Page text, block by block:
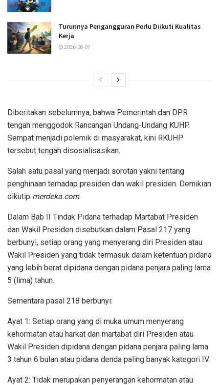
Turunnya Pengangguran Perlu Diikuti Kualitas
Kerja
2026-08-07
Diberitakan sebelumnya, bahwa Pemerintah dan DPR
tengah menggodok Rancangan Undang-Undang KUHP.
Sempat menjadi polemik di masyarakat, kini RKUHP
tersebut tengah disosialisasikan.
Salah satu pasal yang menjadi sorotan yakni tentang
penghinaan terhadap presiden dan wakil presiden. Demikian
dikutip merdeka.com.
Dalam Bab II Tindak Pidana terhadap Martabat Presiden
dan Wakil Presiden disebutkan dalam Pasal 217 yang
berbunyi, setiap orang yang menyerang diri Presiden atau
Wakil Presiden yang tidak termasuk dalam ketentuan pidana
yang lebih berat dipidana dengan pidana penjara paling lama
5 (lima) tahun.
Sementara pasal 218 berbunyi:
Ayat 1: Setiap orang yang di muka umum menyerang
kehormatan atau harkat dan martabat diri Presiden atau
Wakil Presiden dipidana dengan pidana penjara paling lama
3 tahun 6 bulan atau pidana denda paling banyak kategori IV.
Ayat 2: Tidak merupakan penyerangan kehormatan atau